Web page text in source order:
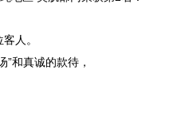
人。
”和真诚的款待，